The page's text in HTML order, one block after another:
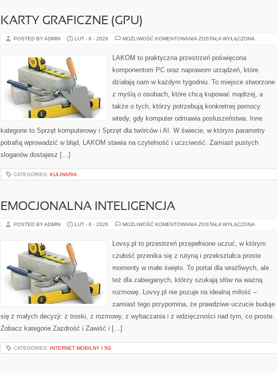
KARTY GRAFICZNE (GPU)
POSTED BY ADMIN LUT - 6 - 2026 MOŻLIWOŚĆ KOMENTOWANIA KARTY
ZOSTAŁA WYŁĄCZONA
LAKOM to praktyczna przestrzeń poświęcona
komponentom PC oraz naprawom urządzeń, które
działają nam w każdym tygodniu. To miejsce stworzone
z myślą o osobach, które chcą kupować mądrzej, a
także o tych, którzy potrzebują konkretnej pomocy
wtedy, gdy komputer odmawia posłuszeństwa. Inne
kategorie to Sprzęt komputerowy i Sprzęt dla twórców i AI. W świecie, w którym parametry
potrafią wprowadzić w błąd, LAKOM stawia na czytelność i uczciwość. Zamiast pustych
sloganów dostajesz […]
CATEGORIES: KULINARIA
EMOCJONALNA INTELIGENCJA
POSTED BY ADMIN LUT - 6 - 2026 MOŻLIWOŚĆ KOMENTOWANIA EMOCJONALNA
ZOSTAŁA WYŁĄCZONA
Lovsy.pl to przestrzeń przepełnione uczuć, w którym
czułość przenika się z rutyną i przekształca proste
momenty w małe święto. To portal dla wrażliwych, ale
też dla zabieganych, którzy szukają słów na ważną
rozmowę. Lovsy.pl nie pozuje na idealną miłość –
zamiast tego przypomina, że prawdziwe uczucie buduje
się z małych decyzji: z troski, z rozmowy, z wybaczania i z wdzięczności nad tym, co proste.
Zobacz kategorie Zazdrość i Zawiść i […]
CATEGORIES: INTERNET MOBILNY I 5G